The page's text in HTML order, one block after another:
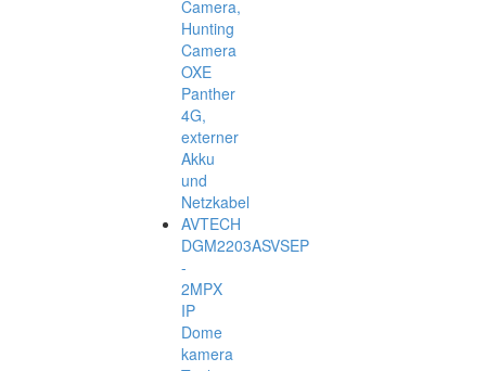
Camera,
Hunting
Camera
OXE
Panther
4G,
externer
Akku
und
Netzkabel
AVTECH
DGM2203ASVSEP
-
2MPX
IP
Dome
kamera